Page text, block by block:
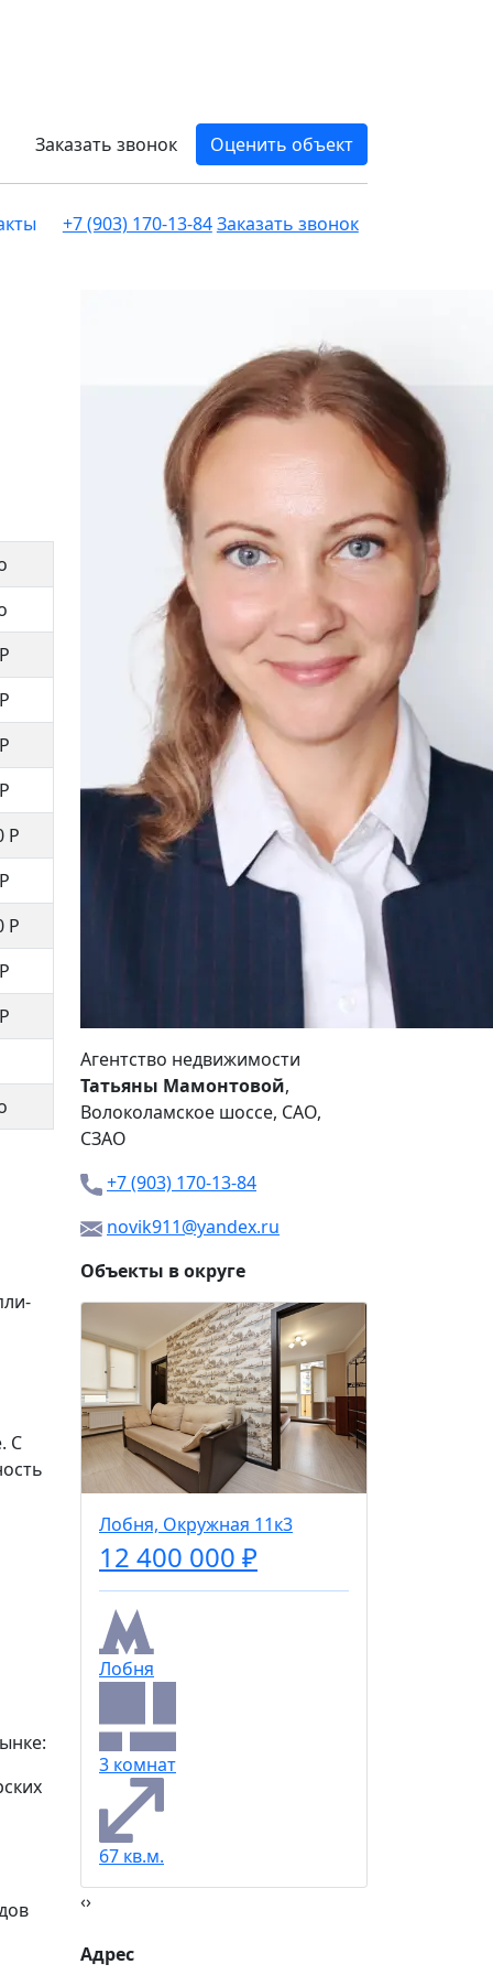
Заказать звонок Оценить объект
+7 (903) 170-13-84Заказать звонок
Р
Р
Р
Р
Р
Р
Р
Р
Р
С
Агентство недвижимости
Татьяны Мамонтовой,
Волоколамское шоссе, САО,
СЗАО
+7 (903) 170-13-84
novik911@yandex.ru
Объекты в округе
Лобня, Окружная 11к3
12 400 000 ₽
Лобня
3 комнат
67 кв.м.
‹›
Адрес